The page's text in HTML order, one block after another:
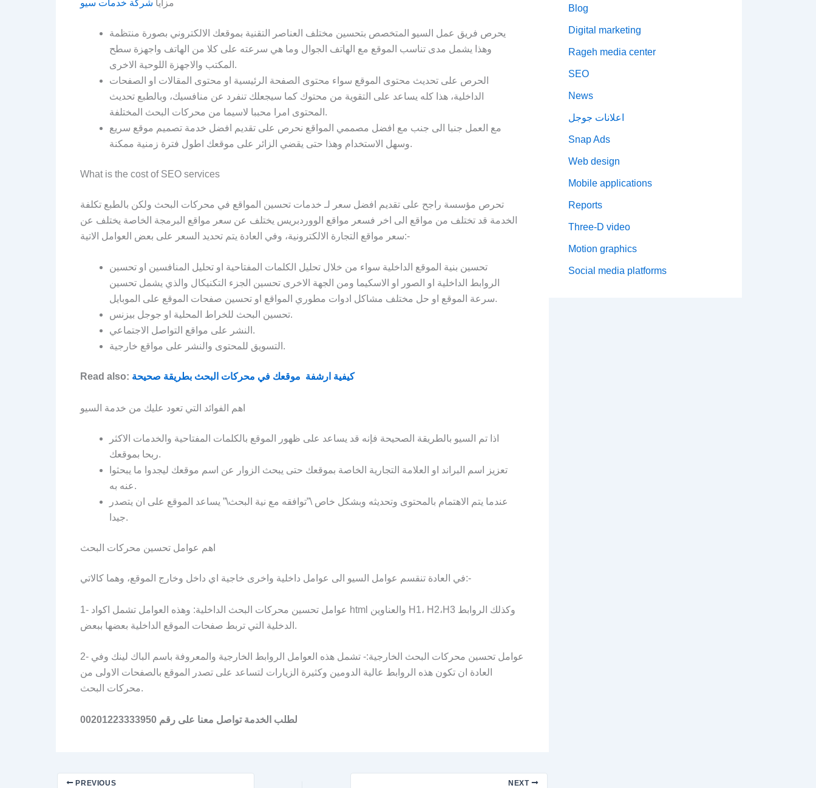
مزايا شركة خدمات سيو
يحرص فريق عمل السيو المتخصص بتحسين مختلف العناصر التقنية بموقعك الالكتروني بصورة منتظمة
وهذا يشمل مدى تناسب الموقع مع الهاتف الجوال وما هي سرعته على كلا من الهاتف واجهزة سطح
المكتب والاجهزة اللوحية الاخرى.
الحرص على تحديث محتوى الموقع سواء محتوى الصفحة الرئيسية او محتوى المقالات او الصفحات
الداخلية، هذا كله يساعد على التقوية من محتوك كما سيجعلك تنفرد عن منافسيك، وبالطبع تحديث
المحتوى امرا محببا لاسيما من محركات البحث المختلفة.
مع العمل جنبا الى جنب مع افضل مصممي المواقع نحرص على تقديم افضل خدمة تصميم موقع سريع
وسهل الاستخدام وهذا حتى يقضي الزائر على موقعك اطول فترة زمنية ممكنة.
What is the cost of SEO services
تحرص مؤسسة راجح على تقديم افضل سعر لـ خدمات تحسين المواقع في محركات البحث ولكن بالطبع تكلفة
الخدمة قد تختلف من مواقع الى اخر فسعر مواقع الووردبريس يختلف عن سعر مواقع البرمجة الخاصة يختلف عن
سعر مواقع التجارة الالكترونية، وفي العادة يتم تحديد السعر على بعض العوامل الاتية:-
تحسين بنية الموقع الداخلية سواء من خلال تحليل الكلمات المفتاحية او تحليل المنافسين او تحسين
الروابط الداخلية او الصور او الاسكيما ومن الجهة الاخرى تحسين الجزء التكنيكال والذي يشمل تحسين
سرعة الموقع او حل مختلف مشاكل ادوات مطوري المواقع او تحسين صفحات الموقع على الموبايل.
تحسين البحث للخراط المحلية او جوجل بيزنس.
النشر على مواقع التواصل الاجتماعي.
التسويق للمحتوى والنشر على مواقع خارجية.
Read also: كيفية ارشفة موقعك في محركات البحث بطريقة صحيحة
اهم الفوائد التي تعود عليك من خدمة السيو
اذا تم السيو بالطريقة الصحيحة فإنه قد يساعد على ظهور الموقع بالكلمات المفتاحية والخدمات الاكثر
ربحا بموقعك.
تعزيز اسم البراند او العلامة التجارية الخاصة بموقعك حتى يبحث الزوار عن اسم موقعك ليجدوا ما يبحثوا
عنه به.
عندما يتم الاهتمام بالمحتوى وتحديثه وبشكل خاص \”توافقه مع نية البحث\” يساعد الموقع على ان يتصدر
جيدا.
اهم عوامل تحسين محركات البحث
في العادة تنقسم عوامل السيو الى عوامل داخلية واخرى خاجية اي داخل وخارج الموقع، وهما كالاتي:-
1- عوامل تحسين محركات البحث الداخلية: وهذه العوامل تشمل اكواد html والعناوين H1، H2،H3 وكذلك الروابط
الدخلية التي تربط صفحات الموقع الداخلية بعضها ببعض.
2- عوامل تحسين محركات البحث الخارجية:- تشمل هذه العوامل الروابط الخارجية والمعروفة باسم الباك لينك وفي
العادة ان تكون هذه الروابط عالية الدومين وكثيرة الزيارات لتساعد على تصدر الموقع بالصفحات الاولى من
محركات البحث.
لطلب الخدمة تواصل معنا على رقم 00201223333950
PREVIOUS NEXT
Blog
Digital marketing
Rageh media center
SEO
News
اعلانات جوجل
Snap Ads
Web design
Mobile applications
Reports
Three-D video
Motion graphics
Social media platforms